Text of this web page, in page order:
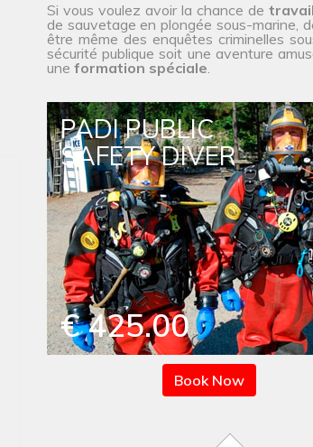
Si vous voulez avoir la chance de
de sauvetage en plongée sous-marine,
être même des enquêtes criminelles
sécurité publique soit une aventure
une formation spéciale.
PADI PUBLIC
SAFETY DIVER
€ 425.00
Book Now